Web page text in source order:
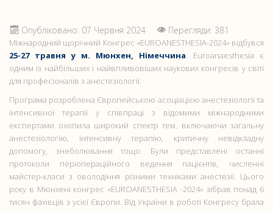
Опубліковано: 07 Червня 2024 Перегляди: 381
Міжнародний щорічний Конгрес «EUROANESTHESIA-2024» відбувся
25-27 травня у м. Мюнхен, Німеччина . Euroanaesthesia є
одним із найбільших і найвпливовіших наукових конгресів у світі
для професіоналів з анестезіології.
Програма розроблена Європейською асоціацією анестезіології та
інтенсивної терапії у співпраці з відомими міжнародними
експертами охопила широкий спектр тем, включаючи загальну
анестезіологію, інтенсивну терапію, критичну невідкладну
допомогу, знеболювання тощо. Були представлені останні
протоколи періопераційного ведення пацієнтів, численні
майстер-класи з оволодіння різними техніками анестезії. Цього
року в Мюнхені конгрес «EUROANESTHESIA -2024» зібрав понад 6
тисяч фахівців з усієї Європи. Від України в роботі Конгресу брала